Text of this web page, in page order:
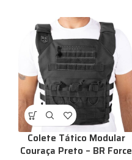
Colete Tático Modular
Couraça Preto – BR Force